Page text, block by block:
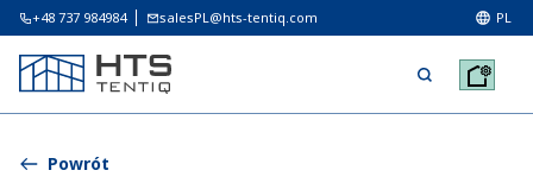
+48 737 984984 salesPL@hts-tentiq.com PL
Powrót